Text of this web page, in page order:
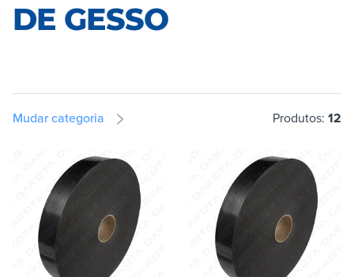
DE GESSO
Mudar categoria Produtos: 12